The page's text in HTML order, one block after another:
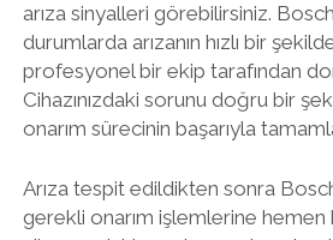
arıza sinyalleri görebilirsiniz.
durumlarda arızanın hızlı bir
profesyonel bir ekip tarafından
Cihazınızdaki sorunu doğru bir
onarım sürecinin başarıyla
Arıza tespit edildikten sonra
gerekli onarım işlemlerine hemen